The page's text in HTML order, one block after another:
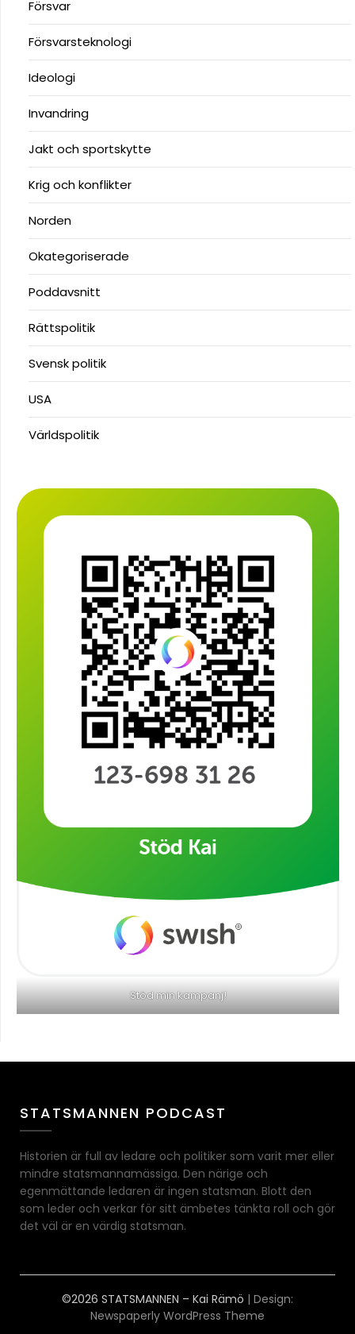
Försvar
Försvarsteknologi
Ideologi
Invandring
Jakt och sportskytte
Krig och konflikter
Norden
Okategoriserade
Poddavsnitt
Rättspolitik
Svensk politik
USA
Världspolitik
Stöd min kampanj!
STATSMANNEN PODCAST
Historien är full av ledare och politiker som varit mer eller
mindre statsmannamässiga. Den närige och
egenmättande ledaren är ingen statsman. Blott den
som leder och verkar för sitt ämbetes tänkta roll och gör
det väl är en värdig statsman.
©2026 STATSMANNEN – Kai Rämö | Design:
Newspaperly WordPress Theme